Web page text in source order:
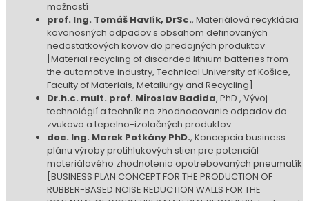
možností
prof. Ing. Tomáš Havlík, DrSc., Materiálová recyklácia
kovonosných odpadov s obsahom definovaných
nedostatkových kovov do predajných produktov
[Material recycling of discarded lithium batteries from
the automotive industry, Technical University of Košice,
Faculty of Materials, Metallurgy and Recycling]
Dr.h.c. mult. prof. Miroslav Badida, PhD., Vývoj
technológií a techník na zhodnocovanie odpadov do
zvukovo a tepelno-izolačných produktov
doc. Ing. Marek Potkány PhD., Koncepcia business
plánu výroby protihlukových stien pre potenciál
materiálového zhodnotenia opotrebovaných pneumatík
[BUSINESS PLAN CONCEPT FOR THE PRODUCTION OF
RUBBER-BASED NOISE REDUCTION WALLS FOR THE